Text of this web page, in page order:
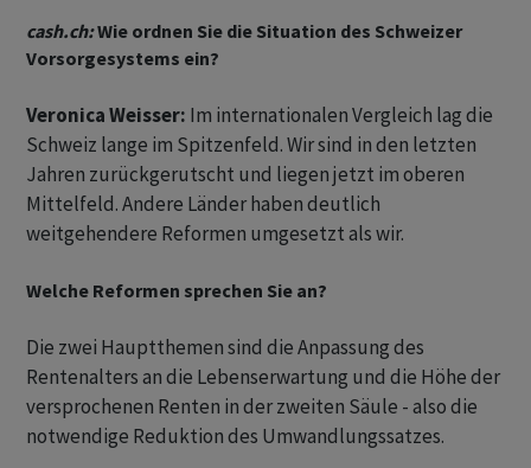
cash.ch:Wie ordnen Sie die Situation des Schweizer
Vorsorgesystems ein?
Veronica Weisser: Im internationalen Vergleich lag die
Schweiz lange im Spitzenfeld. Wir sind in den letzten
Jahren zurückgerutscht und liegen jetzt im oberen
Mittelfeld. Andere Länder haben deutlich
weitgehendere Reformen umgesetzt als wir.
Welche Reformen sprechen Sie an?
Die zwei Hauptthemen sind die Anpassung des
Rentenalters an die Lebenserwartung und die Höhe der
versprochenen Renten in der zweiten Säule - also die
notwendige Reduktion des Umwandlungssatzes.